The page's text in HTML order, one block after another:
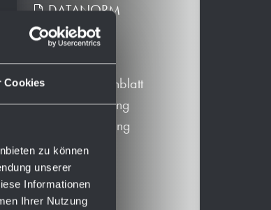
Cookies
zu können
unserer
Informationen
Ihrer Nutzung
DATANORM
Downloads
Produktdatenblatt
PDF Zeichnung
DXF Zeichnung
BIM-Daten
Mehr